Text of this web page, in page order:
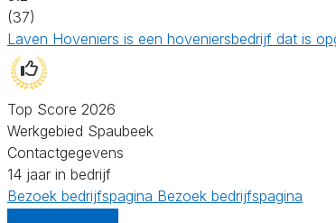
(37)
Laven Hoveniers is een hoveniersbedrijf dat is
Top Score 2026
Werkgebied Spaubeek
Contactgegevens
14 jaar in bedrijf
Bezoek bedrijfspagina Bezoek bedrijfspagina